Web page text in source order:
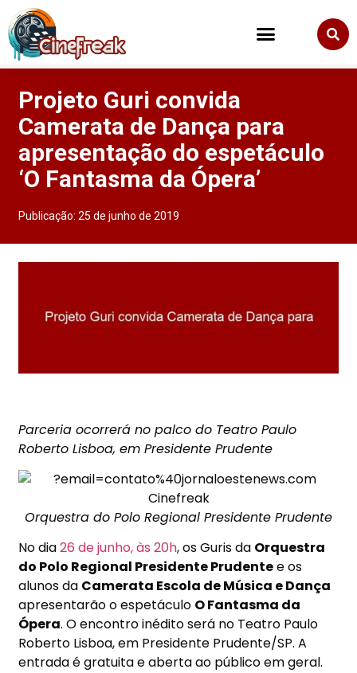
Projeto Guri convida
Camerata de Dança para
apresentação do espetáculo
‘O Fantasma da Ópera’
Publicação:25 de junho de 2019
Parceria ocorrerá no palco do Teatro Paulo
Roberto Lisboa, em Presidente Prudente
Orquestra do Polo Regional Presidente Prudente
No dia26 de junho, às 20h, os Guris da Orquestra
do Polo Regional Presidente Prudentee os
alunos da Camerata Escola de Música e Dança
apresentarão o espetáculo O Fantasma da
Ópera. O encontro inédito será no Teatro Paulo
Roberto Lisboa, em Presidente Prudente/SP. A
entrada é gratuita e aberta ao público em geral.